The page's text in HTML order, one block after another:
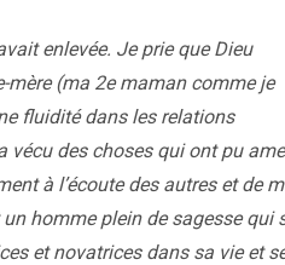
enlevée. Je prie que Dieu
mère (ma 2e maman comme je
fluidité dans les relations
vécu des choses qui ont pu
à l’écoute des autres et de
homme plein de sagesse qui
et novatrices dans sa vie et